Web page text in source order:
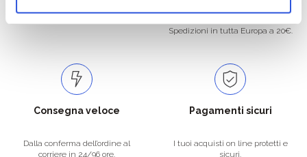
Spedizioni in tutta Europa a 20€.
Consegna veloce
Dalla conferma dell’ordine al
corriere in 24/96 ore.
Pagamenti sicuri
I tuoi acquisti on line protetti e
sicuri.